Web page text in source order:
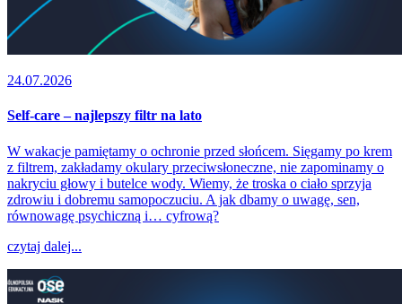
24.07.2026
Self-care – najlepszy filtr na lato
W wakacje pamiętamy o ochronie przed słońcem. Sięgamy po krem
z filtrem, zakładamy okulary przeciwsłoneczne, nie zapominamy o
nakryciu głowy i butelce wody. Wiemy, że troska o ciało sprzyja
zdrowiu i dobremu samopoczuciu. A jak dbamy o uwagę, sen,
równowagę psychiczną i… cyfrową?
czytaj dalej...